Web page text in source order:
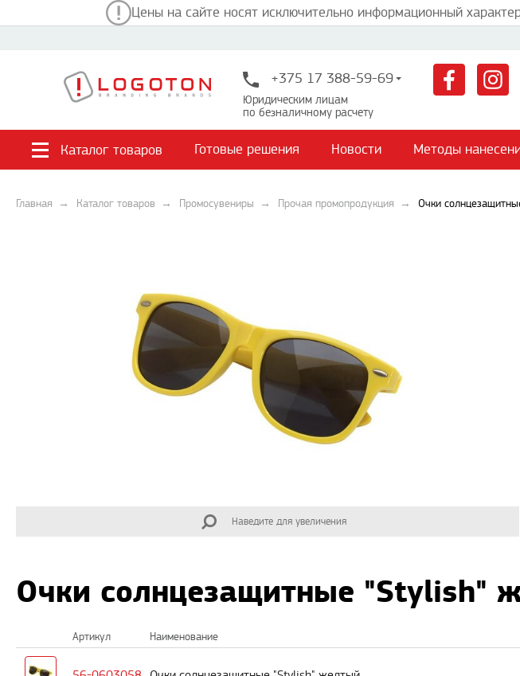
Цены на сайте носят исключительно информационный
+375 17 388-59-69
Юридическим лицам
по безналичному расчету
Каталог товаров Готовые решения Новости Методы
Главная Каталог товаров Промосувениры Прочая промопродукция Очки
Наведите для увеличения
Очки солнцезащитные "Stylish"
Артикул Наименование